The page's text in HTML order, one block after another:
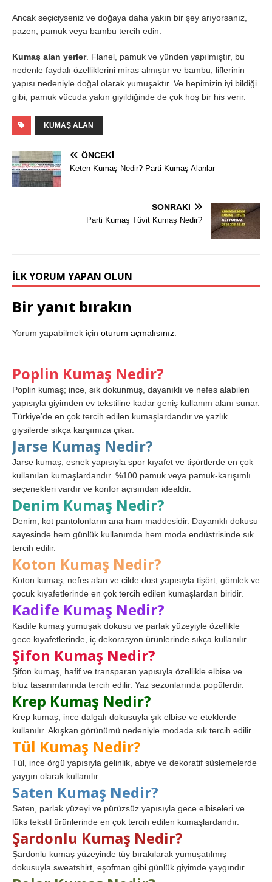
Ancak seçiciyseniz ve doğaya daha yakın bir şey arıyorsanız,
pazen, pamuk veya bambu tercih edin.
Kumaş alan yerler. Flanel, pamuk ve yünden yapılmıştır, bu
nedenle faydalı özelliklerini miras almıştır ve bambu, liflerinin
yapısı nedeniyle doğal olarak yumuşaktır. Ve hepimizin iyi bildiği
gibi, pamuk vücuda yakın giyildiğinde de çok hoş bir his verir.
KUMAŞ ALAN
ÖNCEKI
Keten Kumaş Nedir? Parti Kumaş Alanlar
SONRAKI
Parti Kumaş Tüvit Kumaş Nedir?
İLK YORUM YAPAN OLUN
Bir yanıt bırakın
Yorum yapabilmek için oturum açmalısınız
Poplin Kumaş Nedir?
Poplin kumaş; ince, sık dokunmuş, dayanıklı ve nefes alabilen
yapısıyla giyimden ev tekstiline kadar geniş kullanım alanı sunar.
Türkiye’de en çok tercih edilen kumaşlardandır ve yazlık
giysilerde sıkça karşımıza çıkar.
Jarse Kumaş Nedir?
Jarse kumaş, esnek yapısıyla spor kıyafet ve tişörtlerde en çok
kullanılan kumaşlardandır. %100 pamuk veya pamuk-karışımlı
seçenekleri vardır ve konfor açısından idealdir.
Denim Kumaş Nedir?
Denim; kot pantolonların ana ham maddesidir. Dayanıklı dokusu
sayesinde hem günlük kullanımda hem moda endüstrisinde sık
tercih edilir.
Koton Kumaş Nedir?
Koton kumaş, nefes alan ve cilde dost yapısıyla tişört, gömlek ve
çocuk kıyafetlerinde en çok tercih edilen kumaşlardan biridir.
Kadife Kumaş Nedir?
Kadife kumaş yumuşak dokusu ve parlak yüzeyiyle özellikle
gece kıyafetlerinde, iç dekorasyon ürünlerinde sıkça kullanılır.
Şifon Kumaş Nedir?
Şifon kumaş, hafif ve transparan yapısıyla özellikle elbise ve
bluz tasarımlarında tercih edilir. Yaz sezonlarında popülerdir.
Krep Kumaş Nedir?
Krep kumaş, ince dalgalı dokusuyla şık elbise ve eteklerde
kullanılır. Akışkan görünümü nedeniyle modada sık tercih edilir.
Tül Kumaş Nedir?
Tül, ince örgü yapısıyla gelinlik, abiye ve dekoratif süslemelerde
yaygın olarak kullanılır.
Saten Kumaş Nedir?
Saten, parlak yüzeyi ve pürüzsüz yapısıyla gece elbiseleri ve
lüks tekstil ürünlerinde en çok tercih edilen kumaşlardandır.
Şardonlu Kumaş Nedir?
Şardonlu kumaş yüzeyinde tüy bırakılarak yumuşatılmış
dokusuyla sweatshirt, eşofman gibi günlük giyimde yaygındır.